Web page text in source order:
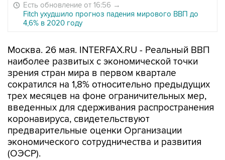
Есть обновление от 16:56 →
Fitch ухудшило прогноз падения мирового ВВП до
4,6% в 2020 году
Москва. 26 мая. INTERFAX.RU - Реальный ВВП
наиболее развитых с экономической точки
зрения стран мира в первом квартале
сократился на 1,8% относительно предыдущих
трех месяцев на фоне ограничительных мер,
введенных для сдерживания распространения
коронавируса, свидетельствуют
предварительные оценки Организации
экономического сотрудничества и развития
(ОЭСР).